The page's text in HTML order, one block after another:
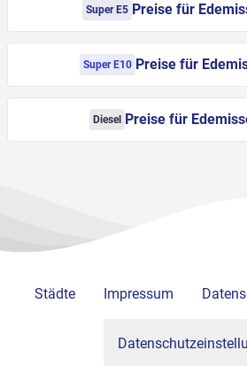
Super E5 Preise für
Super E10 Preise für
Diesel Preise für
Städte Impressum